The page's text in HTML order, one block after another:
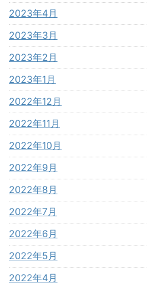
2023年4月
2023年3月
2023年2月
2023年1月
2022年12月
2022年11月
2022年10月
2022年9月
2022年8月
2022年7月
2022年6月
2022年5月
2022年4月